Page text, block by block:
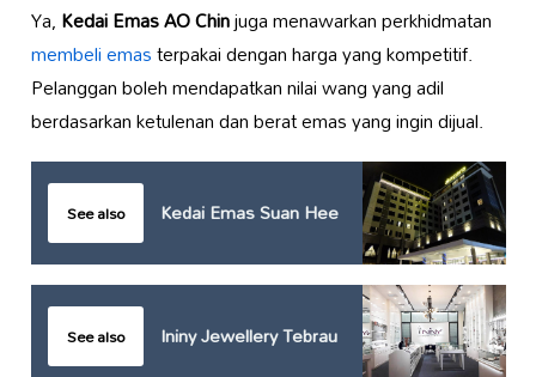
Ya,Kedai Emas AO Chinjuga menawarkan perkhidmatan
membeli emasterpakai dengan harga yang kompetitif.
Pelanggan boleh mendapatkan nilai wang yang adil
berdasarkan ketulenan dan berat emas yang ingin dijual.
See also Kedai Emas Suan Hee
See also Ininy Jewellery Tebrau